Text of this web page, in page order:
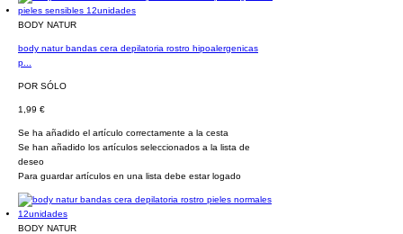
BODY NATUR
body natur bandas cera depilatoria rostro hipoalergenicas
p...
POR SÓLO
1,99 €
Se ha añadido el artículo correctamente a la cesta
Se han añadido los artículos seleccionados a la lista de
deseo
Para guardar artículos en una lista debe estar logado
BODY NATUR